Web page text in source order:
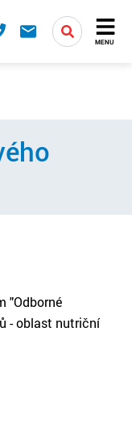
MENU
"Odborné
- oblast nutriční